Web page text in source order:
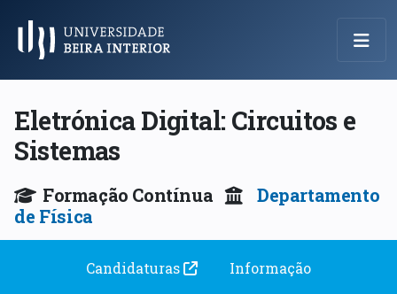
Menu Principal
Eletrónica Digital: Circuitos e
Sistemas
Formação Contínua
Departamento
de Física
Candidaturas
Informação